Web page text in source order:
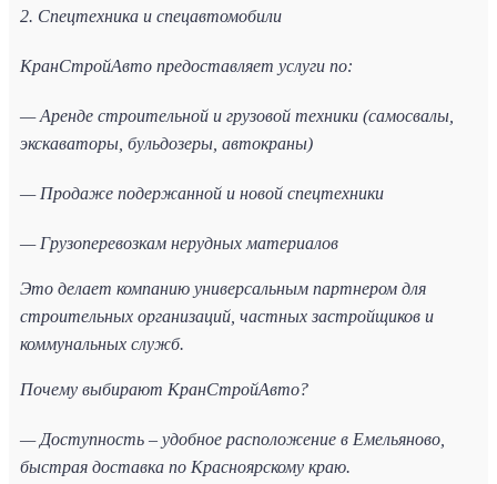
2. Спецтехника и спецавтомобили
КранСтройАвто предоставляет услуги по:
— Аренде строительной и грузовой техники (самосвалы,
экскаваторы, бульдозеры, автокраны)
— Продаже подержанной и новой спецтехники
— Грузоперевозкам нерудных материалов
Это делает компанию универсальным партнером для
строительных организаций, частных застройщиков и
коммунальных служб.
Почему выбирают КранСтройАвто?
— Доступность – удобное расположение в Емельяново,
быстрая доставка по Красноярскому краю.